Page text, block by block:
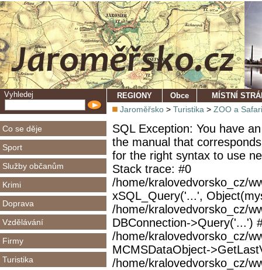
Vyhledej
Co se děje
Sport
Služby občanům
Krimi
Doprava
Vzdělávání
Firmy
Turistika
REGIONY Obce MÍSTNÍ
Jaroměřsko > Turistika > ZOO a Safari
SQL Exception: You have
the manual that
for the right syntax to use
Stack trace: #0
/home/kralovedvorsko_cz/
xSQL_Query('...',
/home/kralovedvorsko_cz/
DBConnection->Query('...')
/home/kralovedvorsko_cz/
MCMSDataObject-
/home/kralovedvorsko_cz/